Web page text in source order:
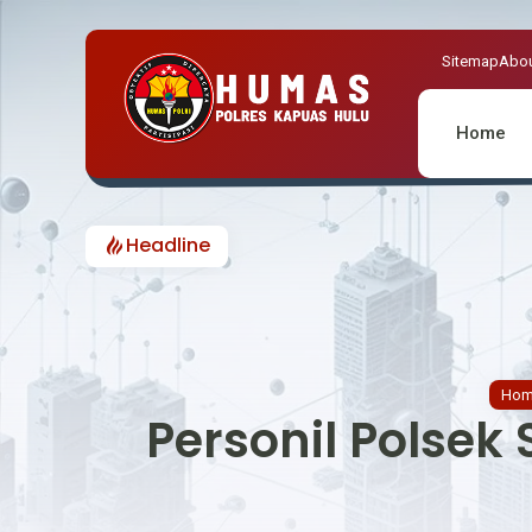
Sitemap
Home
Headline
Personil